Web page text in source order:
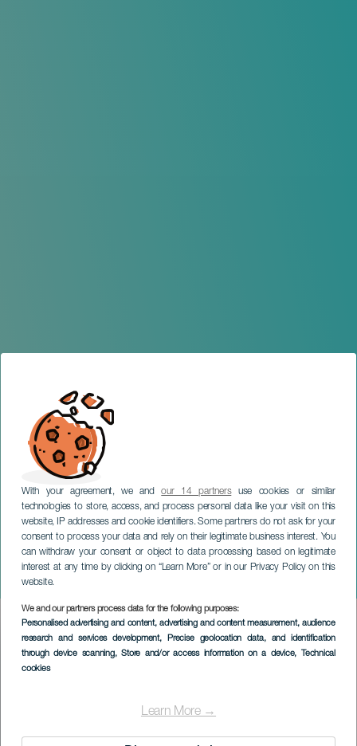
With your agreement, we andour 14 partnersuse cookies or similar
technologies to store, access, and process personal data like your visit on this
website, IP addresses and cookie identifiers. Some partners do not ask for your
consent to process your data and rely on their legitimate business interest. You
can withdraw your consent or object to data processing based on legitimate
interest at any time by clicking on “Learn More” or in our Privacy Policy on this
website.
We and our partners process data for the following purposes:
Personalised advertising and content, advertising and content measurement, audience
research and services development, Precise geolocation data, and identification
through device scanning, Store and/or access information on a device, Technical
cookies
Learn More →
Tentoonstelling: Het
traditionele carnaval op de
Canarische Eilanden
TENERIFE
Imagen
Listado